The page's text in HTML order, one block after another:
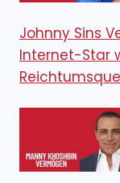
Johnny Sins
Internet-Star